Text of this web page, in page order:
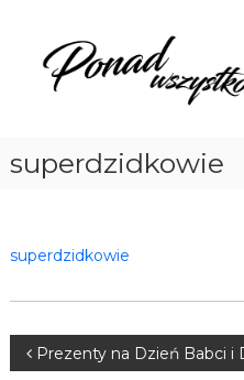
contentWszystko
superdzidkowie
superdzidkowie
Nawigacja
Prezenty na Dzień Babci i